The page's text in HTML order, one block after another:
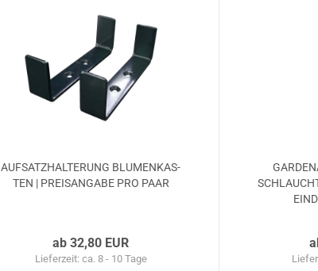
AUF­SATZ­HAL­TE­RUNG BLU­MEN­KAS­
TEN | PREIS­AN­GA­BE PRO PAAR
ab 32,80 EUR
Lieferzeit: ca. 8 - 10 Tage